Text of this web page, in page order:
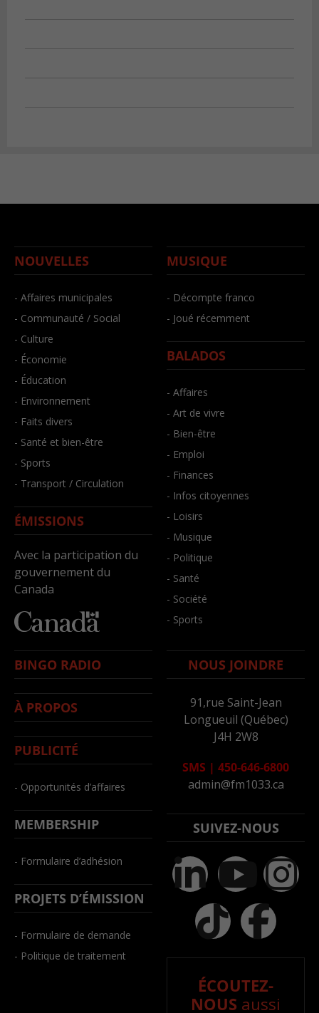
NOUVELLES
- Affaires municipales
- Communauté / Social
- Culture
- Économie
- Éducation
- Environnement
- Faits divers
- Santé et bien-être
- Sports
- Transport / Circulation
ÉMISSIONS
Avec la participation du
gouvernement du
Canada
MUSIQUE
- Décompte franco
- Joué récemment
BALADOS
- Affaires
- Art de vivre
- Bien-être
- Emploi
- Finances
- Infos citoyennes
- Loisirs
- Musique
- Politique
- Santé
- Société
- Sports
BINGO RADIO
À PROPOS
PUBLICITÉ
- Opportunités d’affaires
MEMBERSHIP
- Formulaire d’adhésion
PROJETS D’ÉMISSION
- Formulaire de demande
- Politique de traitement
NOUS JOINDRE
91,rue Saint-Jean
Longueuil (Québec)
J4H 2W8
SMS | 450-646-6800
admin@fm1033.ca
SUIVEZ-NOUS
ÉCOUTEZ-
NOUS aussi